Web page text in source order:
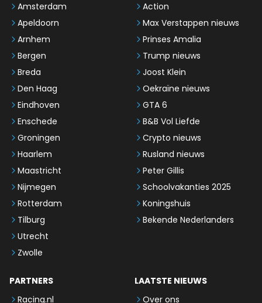
Amsterdam
Apeldoorn
Arnhem
Bergen
Breda
Den Haag
Eindhoven
Enschede
Groningen
Haarlem
Maastricht
Nijmegen
Rotterdam
Tilburg
Utrecht
Zwolle
Action
Max Verstappen nieuws
Prinses Amalia
Trump nieuws
Joost Klein
Oekraïne nieuws
GTA 6
B&B Vol Liefde
Crypto nieuws
Rusland nieuws
Peter Gillis
Schoolvakanties 2025
Koningshuis
Bekende Nederlanders
PARTNERS
Racing.nl
LAATSTE NIEUWS
Over ons